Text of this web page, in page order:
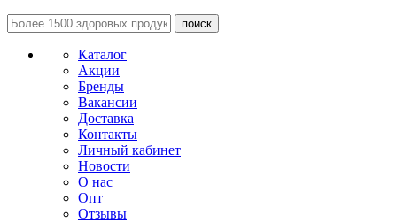
поиск
Каталог
Акции
Бренды
Вакансии
Доставка
Контакты
Личный кабинет
Новости
О нас
Опт
Отзывы